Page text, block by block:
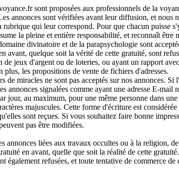
sont proposées aux professionnels de la
annonces sont vérifiées avant leur diffusion, et nous
rubrique qui leur correspond. Pour que chacun puisse
la pleine et entière responsabilité, et reconnaît être
divinatoire et de la parapsychologie sont
avant, quelque soit la vérité de cette gratuité, sont
de jeux d'argent ou de loteries, ou ayant un rapport
plus, les propositions de vente de fichiers d'adresses.
de miracles ne sont pas acceptés sur nos annonces.
annonces signalées comme ayant une adresse E-mail
jour, au maximum, pour une même personne dans
majuscules. Cette forme d'écriture est
sont reçues. Si vous souhaitez faire bonne
pas être modifiées.
annonces liées aux travaux occultes ou à la religion,
en avant, quelle que soit la réalité de cette gratuité.
également refusées, et toute tentative de commerce